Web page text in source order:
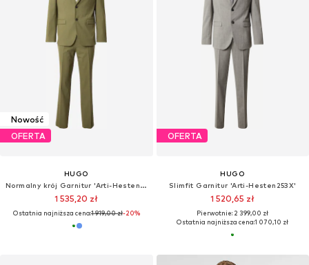
Nowość
OFERTA
HUGO
Normalny krój Garnitur 'Arti-Hesten253X'
1 535,20 zł
Ostatnia najniższa cena:1 919,00 zł-20%
OFERTA
HUGO
Slimfit Garnitur 'Arti-Hesten253X'
1 520,65 zł
Pierwotnie: 2 399,00 zł
Ostatnia najniższa cena:1 070,10 zł